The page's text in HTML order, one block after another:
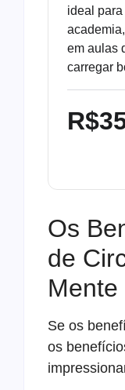
ideal
em aulas
carregar
Os
de
Mente
Se os
os